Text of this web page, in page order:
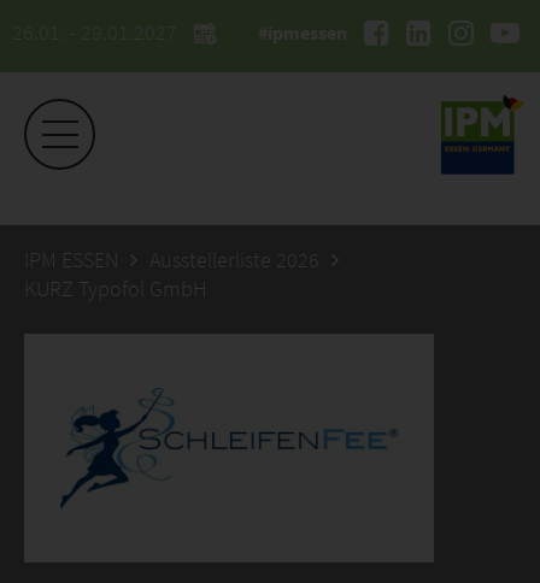
26.01. - 29.01.2027 #ipmessen
IPM ESSEN
Ausstellerliste 2026
KURZ Typofol GmbH